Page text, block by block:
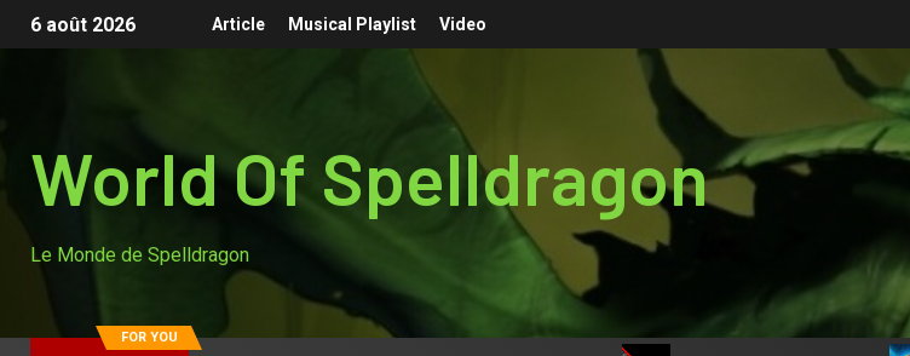
6 août 2026 Article Musical Playlist Video
World Of Spelldragon
Le Monde de Spelldragon
FOR YOU